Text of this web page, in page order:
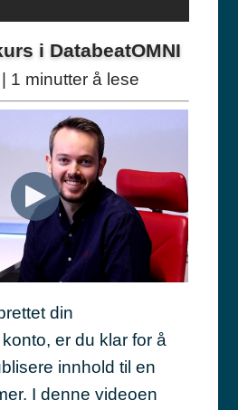
i DatabeatOMNI
| 1 minutter å lese
din
er du klar for å
innhold til en
I denne videoen